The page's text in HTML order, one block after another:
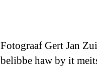
Fotograaf Gert Jan
belibbe haw by it